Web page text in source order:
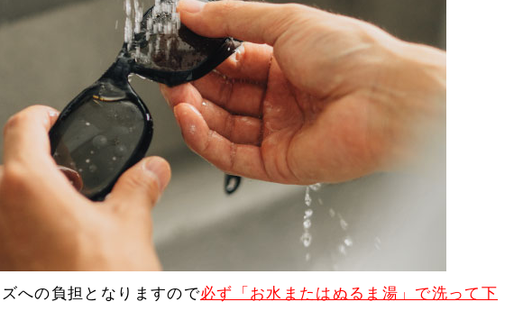
への負担となりますので必ず「お水またはぬるま湯」で洗って下